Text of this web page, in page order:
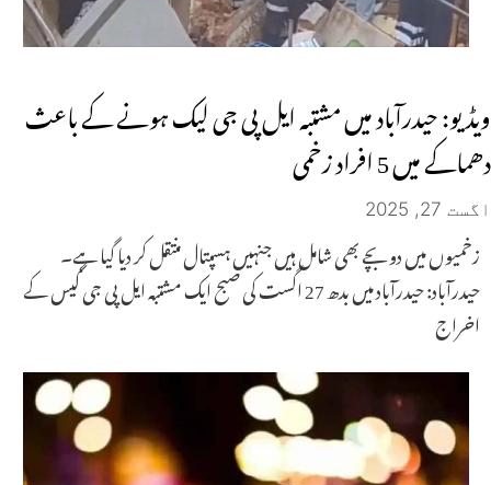
ویڈیو: حیدرآباد میں مشتبہ ایل پی جی لیک ہونے کے باعث
دھماکے میں 5 افراد زخمی
اگست 27, 2025
زخمیوں میں دو بچے بھی شامل ہیں جنہیں ہسپتال منتقل کر دیا گیا ہے۔
حیدرآباد: حیدرآباد میں بدھ 27 اگست کی صبح ایک مشتبہ ایل پی جی گیس کے
اخراج